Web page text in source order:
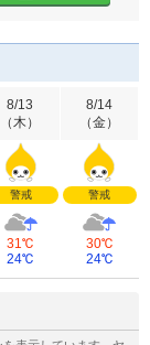
8/13
（木）
警戒
31℃
24℃
8/14
（金）
警戒
30℃
24℃